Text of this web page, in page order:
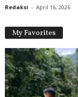
Redaksi - April 16, 2026
My Favorites